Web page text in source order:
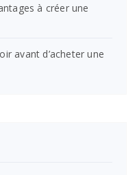
à créer une
avant d’acheter une